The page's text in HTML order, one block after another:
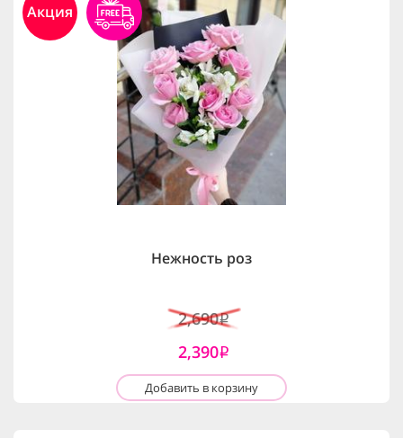
Акция
Нежность роз
2,690i
2,390i
Добавить в корзину